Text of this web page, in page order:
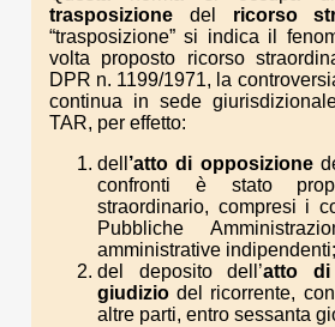
trasposizione del ricorso
“trasposizione” si indica il
volta proposto ricorso
DPR n. 1199/1971, la
continua in sede
TAR, per effetto:
dell ’atto di opposizione
confronti è stato
straordinario, compresi i
Pubbliche
amministrative indipendenti;
del deposito dell’atto di
giudizio del ricorrente,
altre parti, entro sessanta